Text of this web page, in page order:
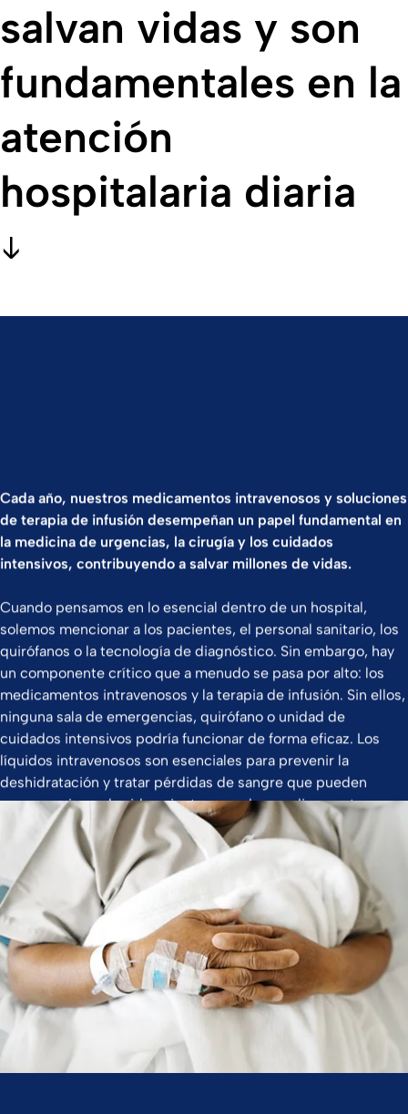
salvan vidas y son
fundamentales en la
atención
hospitalaria diaria
Cada año, nuestros medicamentos intravenosos y soluciones
de terapia de infusión desempeñan un papel fundamental en
la medicina de urgencias, la cirugía y los cuidados
intensivos, contribuyendo a salvar millones de vidas.
Cuando pensamos en lo esencial dentro de un hospital,
solemos mencionar a los pacientes, el personal sanitario, los
quirófanos o la tecnología de diagnóstico. Sin embargo, hay
un componente crítico que a menudo se pasa por alto: los
medicamentos intravenosos y la terapia de infusión. Sin ellos,
ninguna sala de emergencias, quirófano o unidad de
cuidados intensivos podría funcionar de forma eficaz. Los
líquidos intravenosos son esenciales para prevenir la
deshidratación y tratar pérdidas de sangre que pueden
poner en riesgo la vida, mientras que los medicamentos
administrados por vía intravenosa resultan imprescindibles
para una amplia gama de tratamientos médicos vitales.